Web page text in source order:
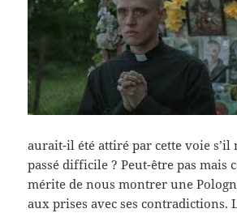
aurait-il été attiré par cette voie s’il
passé difficile ? Peut-être pas mais
mérite de nous montrer une
aux prises avec ses contradictions.